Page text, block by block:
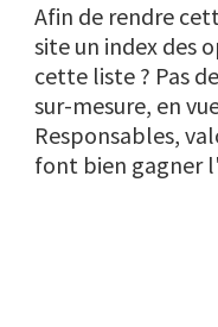
Afin de rendre
site un index des
cette liste ? Pas
sur-mesure, en
Responsables,
font bien gagner